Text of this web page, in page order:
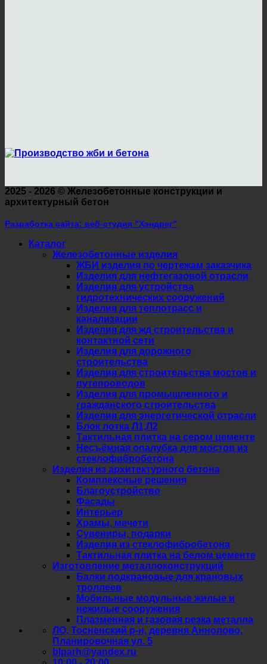
2025 - 2026 © Железобетонные конструкции и
архитектурный бетон
Разработка сайта: веб-студия "Хэндрег"
Каталог
Железобетонные изделия
ЖБИ изделия по чертежам заказчика
Изделия для нефтегазовой отрасли
Изделия для устройства
гидротехнических сооружений
Изделия для теплотрасс и
канализации
Изделия для жд строительства и
контактной сети
Изделия для дорожного
строительства
Изделия для строительства мостов и
путепроводов
Изделия для промышленного и
гражданского строительства
Изделия для энергетической отрасли
Блок лотка Л1,Л2
Тактильная плитка на сером цементе
Несъёмная опалубка для мостов из
стеклофибробетона
Изделия из архитектурного бетона
Комплексные решения
Благоустройство
Фасады
Интерьер
Храмы, мечети
Сувениры, подарки
Изделия из стеклофибробетона
Тактильная плитка на белом цементе
Изготовление металлоконструкций
Балки подкрановые для крановых
троллеев
Мобильные модульные жилые и
нежилые сооружения
Плазменная и газовая резка металла
ЛО, Тосненский р-н, деревня Аннолово,
Планировочная ул. 5
blparh@yandex.ru